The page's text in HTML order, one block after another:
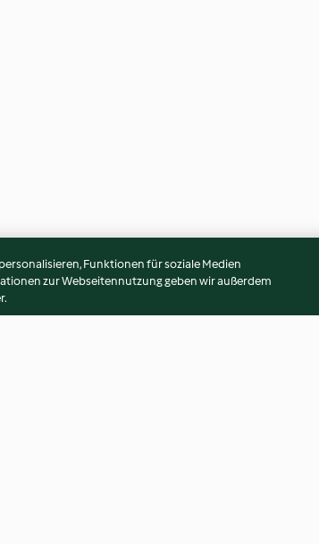
Funktionen für soziale Medien
zur Webseitennutzung geben wir außerdem